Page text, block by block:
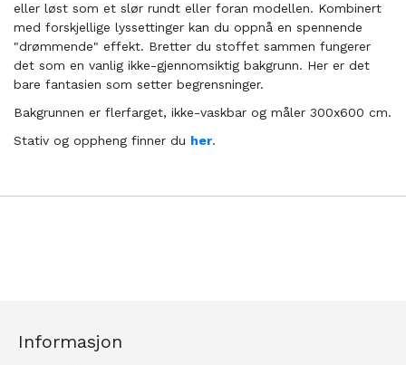
eller løst som et slør rundt eller foran modellen. Kombinert
med forskjellige lyssettinger kan du oppnå en spennende
"drømmende" effekt. Bretter du stoffet sammen fungerer
det som en vanlig ikke-gjennomsiktig bakgrunn. Her er det
bare fantasien som setter begrensninger.
Bakgrunnen er flerfarget, ikke-vaskbar og måler 300x600 cm.
Stativ og oppheng finner du her.
Informasjon